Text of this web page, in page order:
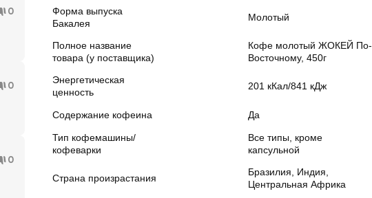
Форма выпуска
Бакалея
Молотый
Полное название
товара (у поставщика)
Кофе молотый ЖОКЕЙ По-
Восточному, 450г
Энергетическая
ценность
201 кКал/841 кДж
Содержание кофеина Да
Тип кофемашины/
кофеварки
Все типы, кроме
капсульной
Страна произрастания
Бразилия, Индия,
Центральная Африка
0
0
0